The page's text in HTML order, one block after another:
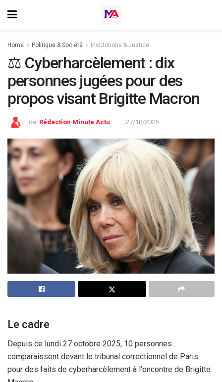
Home ⁠Politique & Société Institutions & Justice
⚖️ Cyberharcèlement : dix
personnes jugées pour des
propos visant Brigitte Macron
de: Rédaction Minute Actu 27/10/2025
Le cadre
Depuis ce lundi 27 octobre 2025, 10 personnes
comparaissent devant le tribunal correctionnel de Paris
pour des faits de cyberharcèlement à l’encontre de Brigitte